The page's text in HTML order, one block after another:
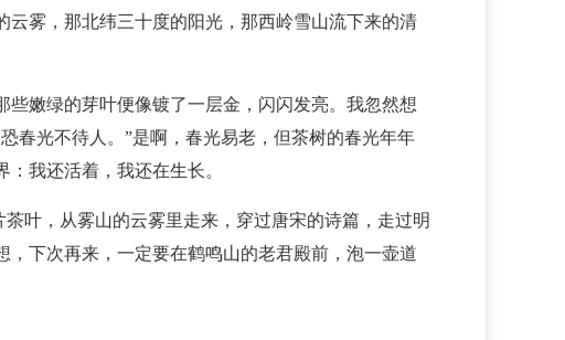
雾，那北纬三十度的阳光，那西岭雪山流下来的清
嫩绿的芽叶便像镀了一层金，闪闪发亮。我忽然想
春光不待人。”是啊，春光易老，但茶树的春光年年
我还活着，我还在生长。
叶，从雾山的云雾里走来，穿过唐宋的诗篇，走过明
下次再来，一定要在鹤鸣山的老君殿前，泡一壶道